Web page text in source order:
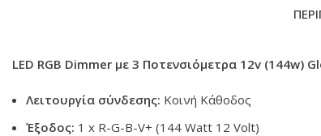
LED RGB Dimmer με 3 Ποτενσιόμετρα 12v (144w)
Λειτουργία σύνδεσης: Κοινή Κάθοδος
Έξοδος: 1 x R-G-B-V+ (144 Watt 12 Volt)